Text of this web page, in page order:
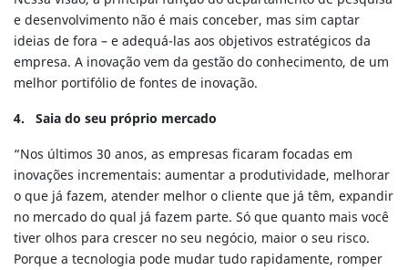
e desenvolvimento não é mais conceber, mas sim captar
ideias de fora – e adequá-las aos objetivos estratégicos da
empresa. A inovação vem da gestão do conhecimento, de um
melhor portifólio de fontes de inovação.
4. Saia do seu próprio mercado
“Nos últimos 30 anos, as empresas ficaram focadas em
inovações incrementais: aumentar a produtividade, melhorar
o que já fazem, atender melhor o cliente que já têm, expandir
no mercado do qual já fazem parte. Só que quanto mais você
tiver olhos para crescer no seu negócio, maior o seu risco.
Porque a tecnologia pode mudar tudo rapidamente, romper